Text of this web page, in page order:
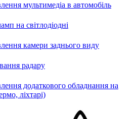
мультимедіа в автомобіль
на світлодіодні
камери заднього виду
радару
додаткового обладнання на
ліхтарі)